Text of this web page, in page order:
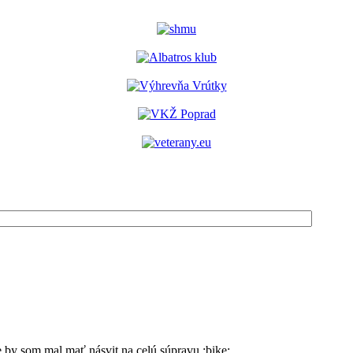
som mal mať násvit na celú súpravu :bike: